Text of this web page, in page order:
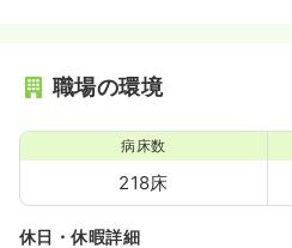
職場の環境
病床数
218床
休日・休暇詳細